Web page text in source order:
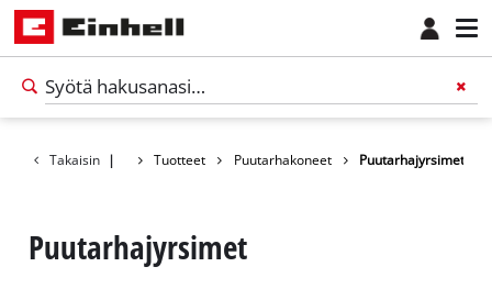
Takaisin | Tuotteet Puutarhakoneet Puutarhajyrsimet
Puutarhajyrsimet